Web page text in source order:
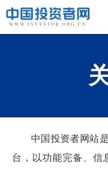
中国投资者网站
台，以功能完备、信